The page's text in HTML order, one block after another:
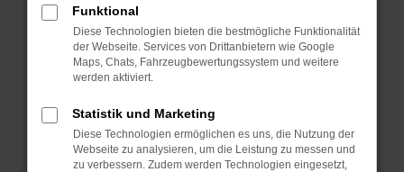
Fenster?
Starte dein Gerät neu.
Das kann manchmal helfen, vorübergehende
Probleme zu beheben.
Betriebssystem auf dem neuesten Stand
sind.
Veraltete Software birgt nicht nur ein
Funktional
Diese Technologien bieten die bestmögliche Funktionalität
der Webseite. Services von Drittanbietern wie Google
Maps, Chats, Fahrzeugbewertungssystem und weitere
werden aktiviert.
Statistik und Marketing
Diese Technologien ermöglichen es uns, die Nutzung der
Webseite zu analysieren, um die Leistung zu messen und
zu verbessern. Zudem werden Technologien eingesetzt,